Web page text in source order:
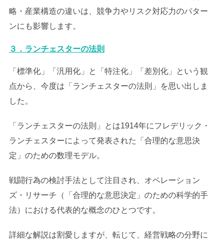
略・産業構造の違いは、競争力やリスク対応力のパター
ンにも影響します。
３．ランチェスターの法則
「標準化」「汎用化」と「特注化」「差別化」という観
点から、今度は「ランチェスターの法則」を思い出しま
した。
「ランチェスターの法則」とは1914年にフレデリック・
ランチェスターによって発表された「合理的な意思決
定」のための数理モデル。
戦闘行為の検討手法として注目され、オペレーション
ズ・リサーチ（「合理的な意思決定」のための科学的手
法）における代表的な概念のひとつです。
詳細な解説は割愛しますが、転じて、経営戦略の分野に